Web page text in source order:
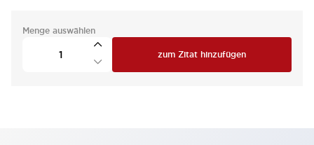
Menge auswählen
zum Zitat hinzufügen